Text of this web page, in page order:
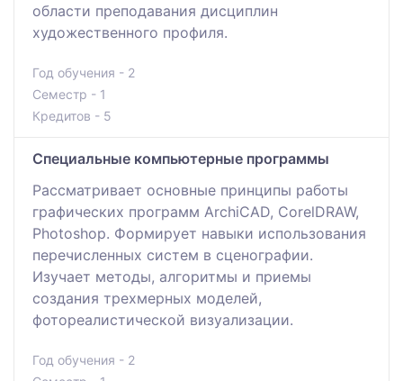
области преподавания дисциплин
художественного профиля.
Год обучения - 2
Семестр - 1
Кредитов - 5
Специальные компьютерные программы
Рассматривает основные принципы работы
графических программ ArchiCAD, CorelDRAW,
Photoshop. Формирует навыки использования
перечисленных систем в сценографии.
Изучает методы, алгоритмы и приемы
создания трехмерных моделей,
фотореалистической визуализации.
Год обучения - 2